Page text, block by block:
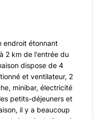
endroit étonnant
2 km de l'entrée du
dispose de 4
et ventilateur, 2
minibar, électricité
petits-déjeuners et
il y a beaucoup